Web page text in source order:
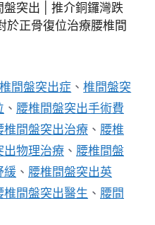
突出 | 推介銅鑼灣跌
於正骨復位治療腰椎間
椎間盤突出症 、椎間盤突
、 腰椎間盤突出手術費
椎間盤突出治療 、 腰椎
出物理治療 、 腰椎間盤
緩 、 腰椎間盤突出英
椎間盤突出醫生 、 腰間